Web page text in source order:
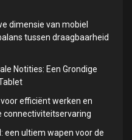
dimensie van mobiel
tussen draagbaarheid
Notities: Een Grondige
efficiënt werken en
connectiviteitservaring
een ultiem wapen voor de